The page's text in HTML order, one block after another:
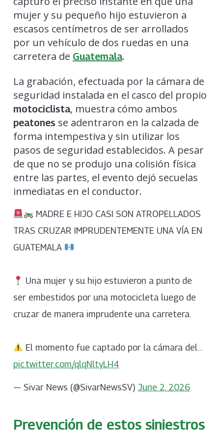
mujer y su pequeño hijo estuvieron a
escasos centímetros de ser arrollados
por un vehículo de dos ruedas en una
carretera de Guatemala.
La grabación, efectuada por la cámara de
seguridad instalada en el casco del propio
motociclista, muestra cómo ambos
peatones se adentraron en la calzada de
forma intempestiva y sin utilizar los
pasos de seguridad establecidos. A pesar
de que no se produjo una colisión física
entre las partes, el evento dejó secuelas
inmediatas en el conductor.
MADRE E HIJO CASI SON ATROPELLADOS
TRAS CRUZAR IMPRUDENTEMENTE UNA VÍA EN
GUATEMALA
Una mujer y su hijo estuvieron a punto de
ser embestidos por una motocicleta luego de
cruzar de manera imprudente una carretera.
El momento fue captado por la cámara del…
pic.twitter.com/qlqNltyLH4
— Sivar News (@SivarNewsSV) June 2, 2026
Prevención de estos siniestros